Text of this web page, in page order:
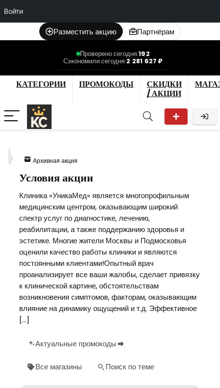
Войти
Разместить акцию Партнёрам
Проверено сегодня:192
Сэкономили сегодня:2 281 627 ₽
КАТЕГОРИИ ПРОМОКОДЫ
СКИДКИ
/ АКЦИИ
Архивная акция
Условия акции
Клиника «УникаМед» является многопрофильным
медицинским центром, оказывающим широкий
спектр услуг по диагностике, лечению,
реабилитации, а также поддержанию здоровья и
эстетике. Многие жители Москвы и Подмосковья
оценили качество работы клиники и являются
постоянными клиентами!Опытный врач
проанализирует все ваши жалобы, сделает привязку
к клинической картине, обстоятельствам
возникновения симптомов, факторам, оказывающим
влияние на динамику ощущений и т.д. Эффективное
[…]
Актуальные промокоды
Все магазины Поиск по теме